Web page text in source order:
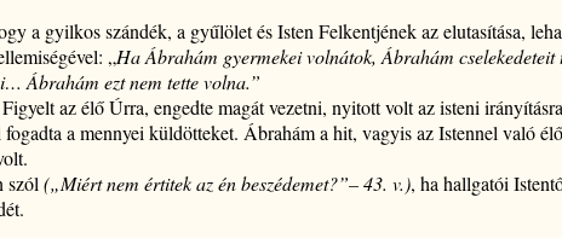
a gyilkos szándék, a gyűlölet és Isten Felkentjének az elutasítása,
„Ha Ábrahám gyermekei volnátok, Ábrahám cselekedeteit
Ábrahám ezt nem tette volna.”
az élő Úrra, engedte magát vezetni, nyitott volt az isteni
a mennyei küldötteket. Ábrahám a hit, vagyis az Istennel való
szól („Miért nem értitek az én beszédemet?”– 43. v.), ha hallgatói